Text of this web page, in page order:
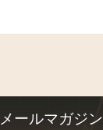
メールマガジン